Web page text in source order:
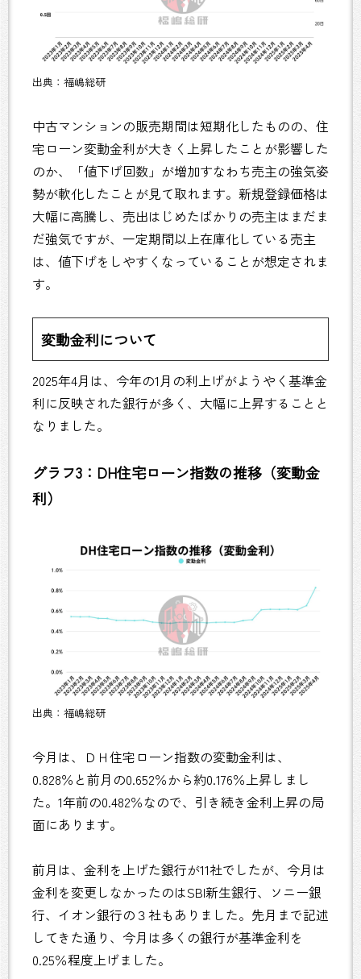
出典：福嶋総研
中古マンションの販売期間は短期化したものの、住
宅ローン変動金利が大きく上昇したことが影響した
のか、「値下げ回数」が増加すなわち売主の強気姿
勢が軟化したことが見て取れます。新規登録価格は
大幅に高騰し、売出はじめたばかりの売主はまだま
だ強気ですが、一定期間以上在庫化している売主
は、値下げをしやすくなっていることが想定されま
す。
変動金利について
2025年4月は、今年の1月の利上げがようやく基準金
利に反映された銀行が多く、大幅に上昇することと
なりました。
グラフ3：DH住宅ローン指数の推移（変動金
利）
出典：福嶋総研
今月は、ＤＨ住宅ローン指数の変動金利は、
0.828％と前月の0.652％から約0.176％上昇しまし
た。1年前の0.482％なので、引き続き金利上昇の局
面にあります。
前月は、金利を上げた銀行が11社でしたが、今月は
金利を変更しなかったのはSBI新生銀行、ソニー銀
行、イオン銀行の３社もありました。先月まで記述
してきた通り、今月は多くの銀行が基準金利を
0.25％程度上げました。